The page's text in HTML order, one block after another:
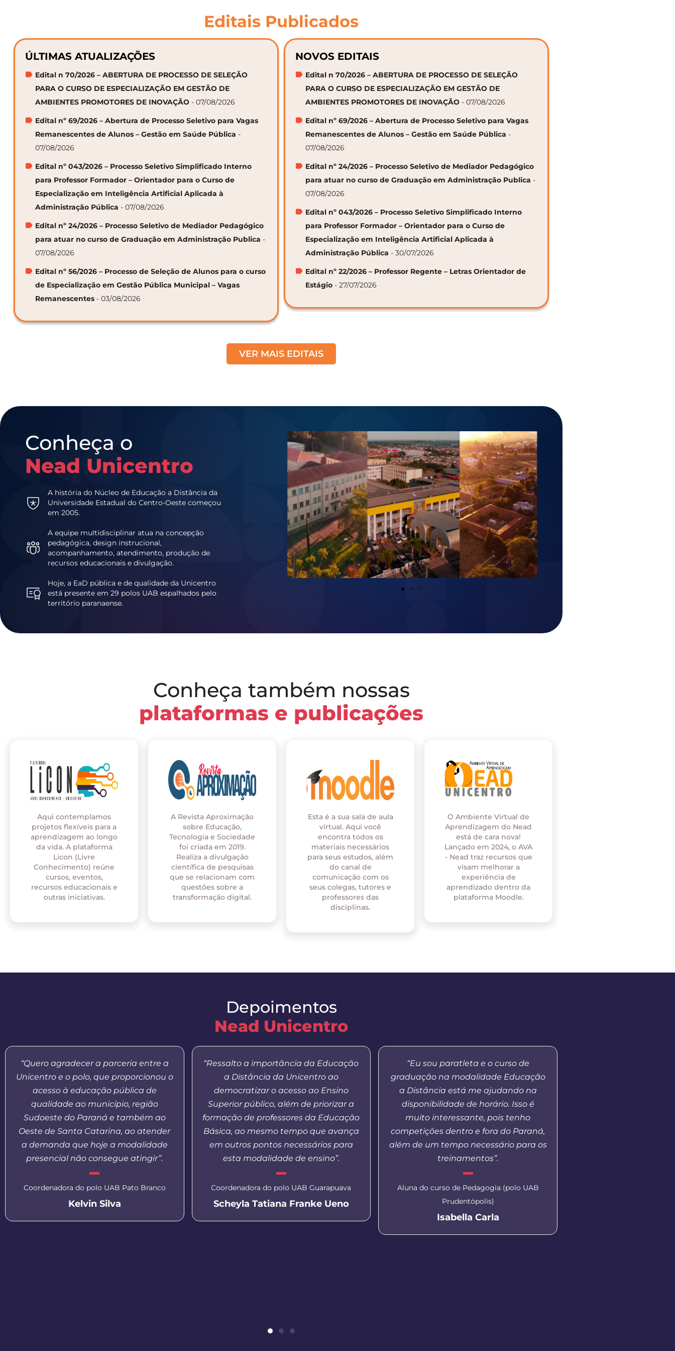
Editais Publicados
ÚLTIMAS ATUALIZAÇÕES
Edital n 70/2026 – ABERTURA DE PROCESSO DE SELEÇÃO
PARA O CURSO DE ESPECIALIZAÇÃO EM GESTÃO DE
AMBIENTES PROMOTORES DE INOVAÇÃO - 07/08/2026
Edital nº 69/2026 – Abertura de Processo Seletivo para Vagas
Remanescentes de Alunos – Gestão em Saúde Pública -
07/08/2026
Edital nº 043/2026 – Processo Seletivo Simplificado Interno
para Professor Formador – Orientador para o Curso de
Especialização em Inteligência Artificial Aplicada à
Administração Pública - 07/08/2026
Edital nº 24/2026 – Processo Seletivo de Mediador Pedagógico
para atuar no curso de Graduação em Administração Publica -
07/08/2026
Edital nº 56/2026 – Processo de Seleção de Alunos para o curso
de Especialização em Gestão Pública Municipal – Vagas
Remanescentes - 03/08/2026
NOVOS EDITAIS
Edital n 70/2026 – ABERTURA DE PROCESSO DE SELEÇÃO
PARA O CURSO DE ESPECIALIZAÇÃO EM GESTÃO DE
AMBIENTES PROMOTORES DE INOVAÇÃO - 07/08/2026
Edital nº 69/2026 – Abertura de Processo Seletivo para Vagas
Remanescentes de Alunos – Gestão em Saúde Pública -
07/08/2026
Edital nº 24/2026 – Processo Seletivo de Mediador Pedagógico
para atuar no curso de Graduação em Administração Publica -
07/08/2026
Edital nº 043/2026 – Processo Seletivo Simplificado Interno
para Professor Formador – Orientador para o Curso de
Especialização em Inteligência Artificial Aplicada à
Administração Pública - 30/07/2026
Edital nº 22/2026 – Professor Regente – Letras Orientador de
Estágio - 27/07/2026
VER MAIS EDITAIS
Conheça o
Nead Unicentro
A história do Núcleo de Educação a Distância da
Universidade Estadual do Centro-Oeste começou
em 2005.
A equipe multidisciplinar atua na concepção
pedagógica, design instrucional,
acompanhamento, atendimento, produção de
recursos educacionais e divulgação.
Hoje, a EaD pública e de qualidade da Unicentro
está presente em 29 polos UAB espalhados pelo
território paranaense.
Conheça também nossas
plataformas e publicações
Aqui contemplamos
projetos flexíveis para a
aprendizagem ao longo
da vida. A plataforma
Licon (Livre
Conhecimento) reúne
cursos, eventos,
recursos educacionais e
outras iniciativas.
A Revista Aproximação
sobre Educação,
Tecnologia e Sociedade
foi criada em 2019.
Realiza a divulgação
científica de pesquisas
que se relacionam com
questões sobre a
transformação digital.
Esta é a sua sala de aula
virtual. Aqui você
encontra todos os
materiais necessários
para seus estudos, além
do canal de
comunicação com os
seus colegas, tutores e
professores das
disciplinas.
O Ambiente Virtual de
Aprendizagem do Nead
está de cara nova!
Lançado em 2024, o AVA
- Nead traz recursos que
visam melhorar a
experiência de
aprendizado dentro da
plataforma Moodle.
Depoimentos
Nead Unicentro
“Quero agradecer a parceria entre a
Unicentro e o polo, que proporcionou o
acesso à educação pública de
qualidade ao município, região
Sudoeste do Paraná e também ao
Oeste de Santa Catarina, ao atender
a demanda que hoje a modalidade
presencial não consegue atingir”.
Coordenadora do polo UAB Pato Branco
Kelvin Silva
“Ressalto a importância da Educação
a Distância da Unicentro ao
democratizar o acesso ao Ensino
Superior público, além de priorizar a
formação de professores da Educação
Básica, ao mesmo tempo que avança
em outros pontos necessários para
esta modalidade de ensino”.
Coordenadora do polo UAB Guarapuava
Scheyla Tatiana Franke Ueno
“Eu sou paratleta e o curso de
graduação na modalidade Educação
a Distância está me ajudando na
disponibilidade de horário. Isso é
muito interessante, pois tenho
competições dentro e fora do Paraná,
além de um tempo necessário para os
treinamentos”.
Aluna do curso de Pedagogia (polo UAB
Prudentópolis)
Isabella Carla